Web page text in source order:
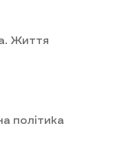
Життя
політика